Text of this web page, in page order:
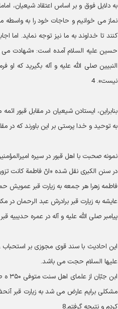
به دلايل فوق و بر اساس اعتقاد شيعيان،
نماز مى‏ خوانيم و حاجات خود را به واسطه
كنند تا خداوند به ما نيز توجه نمايد.
النبيين صلى الله عليه و آله بگيريد
نيست». 4
بنابراين، ايستادن شيعيان در مقابل قبور
به توحيد و خدا پرستى بر اين باورند كه در
نمونه صحبت با اهل قبور در سيره اميرالمؤمنين على
در سنن الكبرى نقل شده «انّ فاطمة كانت
فاطمه زهرا هر جمعه به زيارت قبر عمويش
عايشه به زيارت قبر برادرش عبد الرحمان
پيامبر صلى الله عليه و آله در عمره حديبيه
اين احاديث با سند قوى مجوزى بر
عليها السلام حجت مى‏ باشد.
مشكلى برايم عارض مى‏ شد به زيارت قبر
كردم و نتيجه گرفتم.8